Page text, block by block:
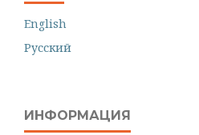
English
Русский
ИНФОРМАЦИЯ